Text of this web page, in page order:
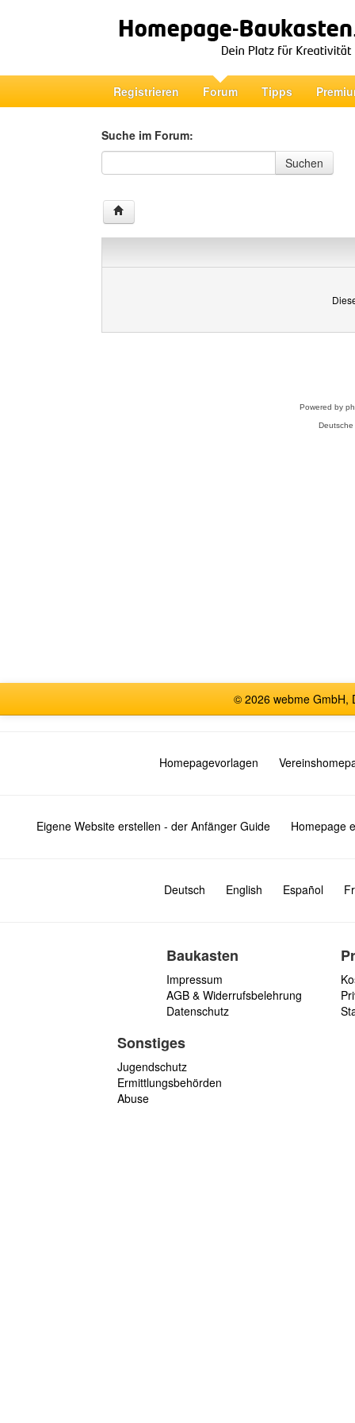
Registrieren Forum Tipps
Suche im Forum:
Suche im Forum
Suchen
Powered by
© 2026 webme GmbH,
Homepagevorlagen
Eigene Website erstellen - der Anfänger Guide Homepage
Deutsch English Español
Baukasten
Impressum
AGB & Widerrufsbelehrung
Datenschutz
Sonstiges
Jugendschutz
Ermittlungsbehörden
Abuse